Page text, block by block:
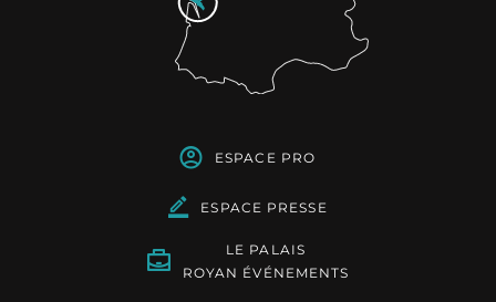
ESPACE PRO
ESPACE PRESSE
LE PALAIS
ROYAN ÉVÉNEMENTS